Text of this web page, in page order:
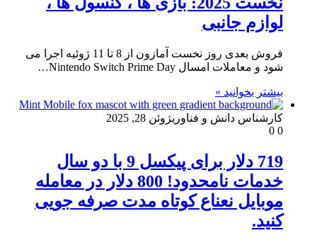
لوازم جانبی
فروش بعدی روز نخست آمازون از 8 تا 11 ژوئیه اجرا می
شود و معاملات امسال Nintendo Switch Prime Day…
بیشتر بخوانید »
کارشناس دانش و فناوریژوئن 28, 2025
0
719 دلار برای پیکسل 9 با دو سال
خدمات نامحدود! 800 دلار در معامله
موبایل نعناع کوتاه مدت صرفه جویی
کنید.